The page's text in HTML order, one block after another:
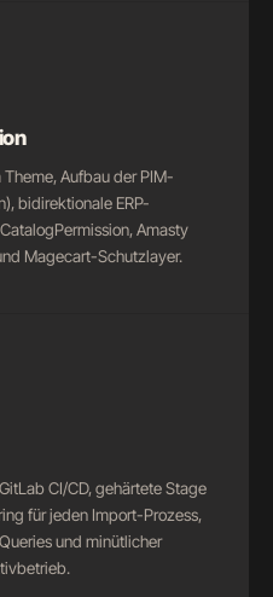
Aufbau der PIM-
bidirektionale ERP-
Amasty
Magecart-Schutzlayer.
CI/CD, gehärtete Stage
für jeden Import-Prozess,
und minütlicher